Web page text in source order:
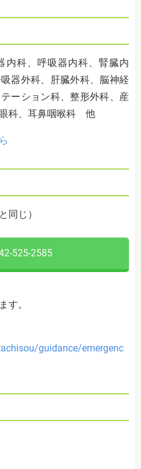
内科、呼吸器内科、腎臓内
器外科、肝臓外科、脳神経
ーション科、整形外科、産
科、耳鼻咽喉科 他
同じ）
525-2585
す。
guidance/emergenc